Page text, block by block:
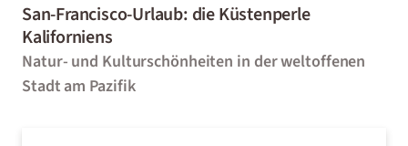
San-Francisco-Urlaub: die Küstenperle
Kaliforniens
Natur- und Kulturschönheiten in der weltoffenen
Stadt am Pazifik